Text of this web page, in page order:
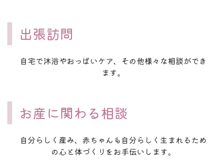
出張訪問
自宅で沐浴やおっぱいケア、その他様々な相談ができ
ます。
お産に関わる相談
自分らしく産み、赤ちゃんも自分らしく生まれるため
の心と体づくりをお手伝いします。